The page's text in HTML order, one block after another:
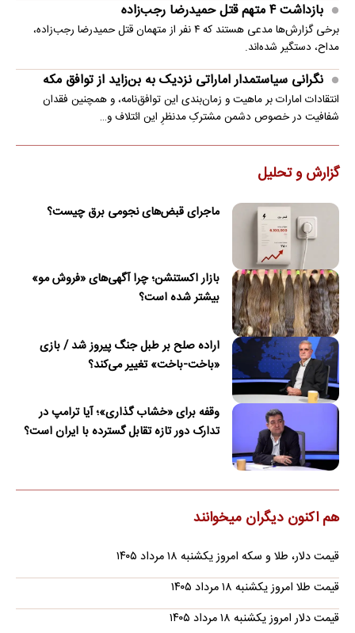
بازداشت ۴ متهم قتل حمیدرضا رجب‌زاده
برخی گزارش‌ها مدعی هستند که ۴ نفر از متهمان قتل حمیدرضا رجب‌زاده،
مداح، دستگیر شده‌اند.
نگرانی سیاستمدار اماراتی نزدیک به بن‌زاید از توافق مکه
انتقادات امارات بر ماهیت و زمان‌بندی این توافق‌نامه، و همچنین فقدان
شفافیت در خصوص دشمن مشترکِ مدنظرِ این ائتلاف و…
گزارش و تحلیل
ماجرای قبض‌های نجومی برق چیست؟
بازار اکستنشن؛ چرا آگهی‌های «فروش مو»
بیشتر شده است؟
اراده صلح بر طبل جنگ پیروز شد / بازی
«باخت-باخت» تغییر می‌کند؟
وقفه برای «خشاب گذاری»؛ آیا ترامپ در
تدارک دور تازه تقابل گسترده با ایران است؟
هم اکنون دیگران میخوانند
قیمت دلار، طلا و سکه امروز یکشنبه ۱۸ مرداد ۱۴۰۵
قیمت طلا امروز یکشنبه ۱۸ مرداد ۱۴۰۵
قیمت دلار امروز یکشنبه ۱۸ مرداد ۱۴۰۵